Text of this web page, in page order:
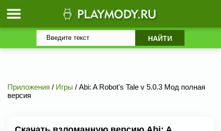
Приложения / Игры / Abi: A Robot's Tale v 5.0.3 Мод полная
версия